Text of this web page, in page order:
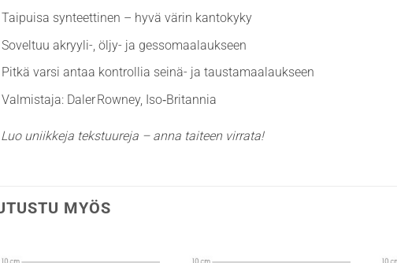
Taipuisa synteettinen – hyvä värin kantokyky
Soveltuu akryyli-, öljy- ja gessomaalaukseen
Pitkä varsi antaa kontrollia seinä- ja taustamaalaukseen
Valmistaja: Daler Rowney, Iso‑Britannia
Luo uniikkeja tekstuureja – anna taiteen virrata!
MYÖS